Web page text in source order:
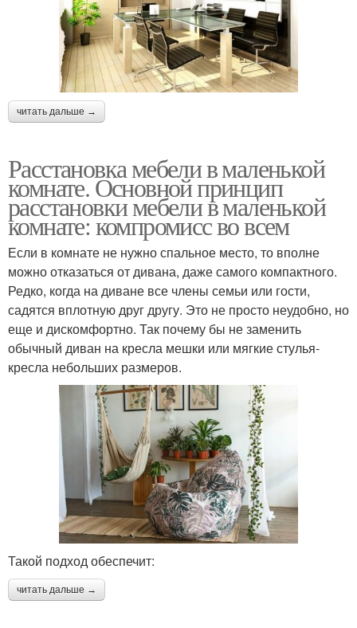
читать дальше →
Расстановка мебели в маленькой
комнате. Основной принцип
расстановки мебели в маленькой
комнате: компромисс во всем
Если в комнате не нужно спальное место, то вполне
можно отказаться от дивана, даже самого компактного.
Редко, когда на диване все члены семьи или гости,
садятся вплотную друг другу. Это не просто неудобно, но
еще и дискомфортно. Так почему бы не заменить
обычный диван на кресла мешки или мягкие стулья-
кресла небольших размеров.
Такой подход обеспечит:
читать дальше →